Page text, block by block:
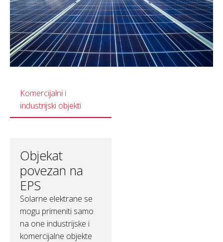
Komercijalni i
industrijski objekti
Objekat
povezan na
EPS
Solarne elektrane se
mogu primeniti samo
na one industrijske i
komercijalne objekte